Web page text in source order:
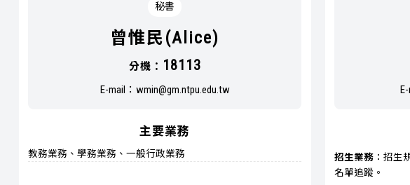
秘書
曾惟民(Alice)
分機： 18113
E-mail： wmin@gm.ntpu.edu.tw
主要業務
教務業務、學務業務、一般行政業務 招生業務 ：招生
名單追蹤。